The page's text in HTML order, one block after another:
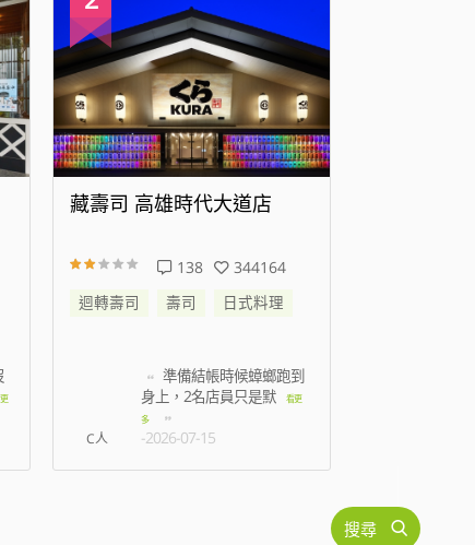
搜尋
藏壽司 高雄時代大道店
138
344164
迴轉壽司
壽司 日式料理
C人
準備結帳時候蟑螂跑到
身上，2名店員只是默
看更
多
-2026-07-15